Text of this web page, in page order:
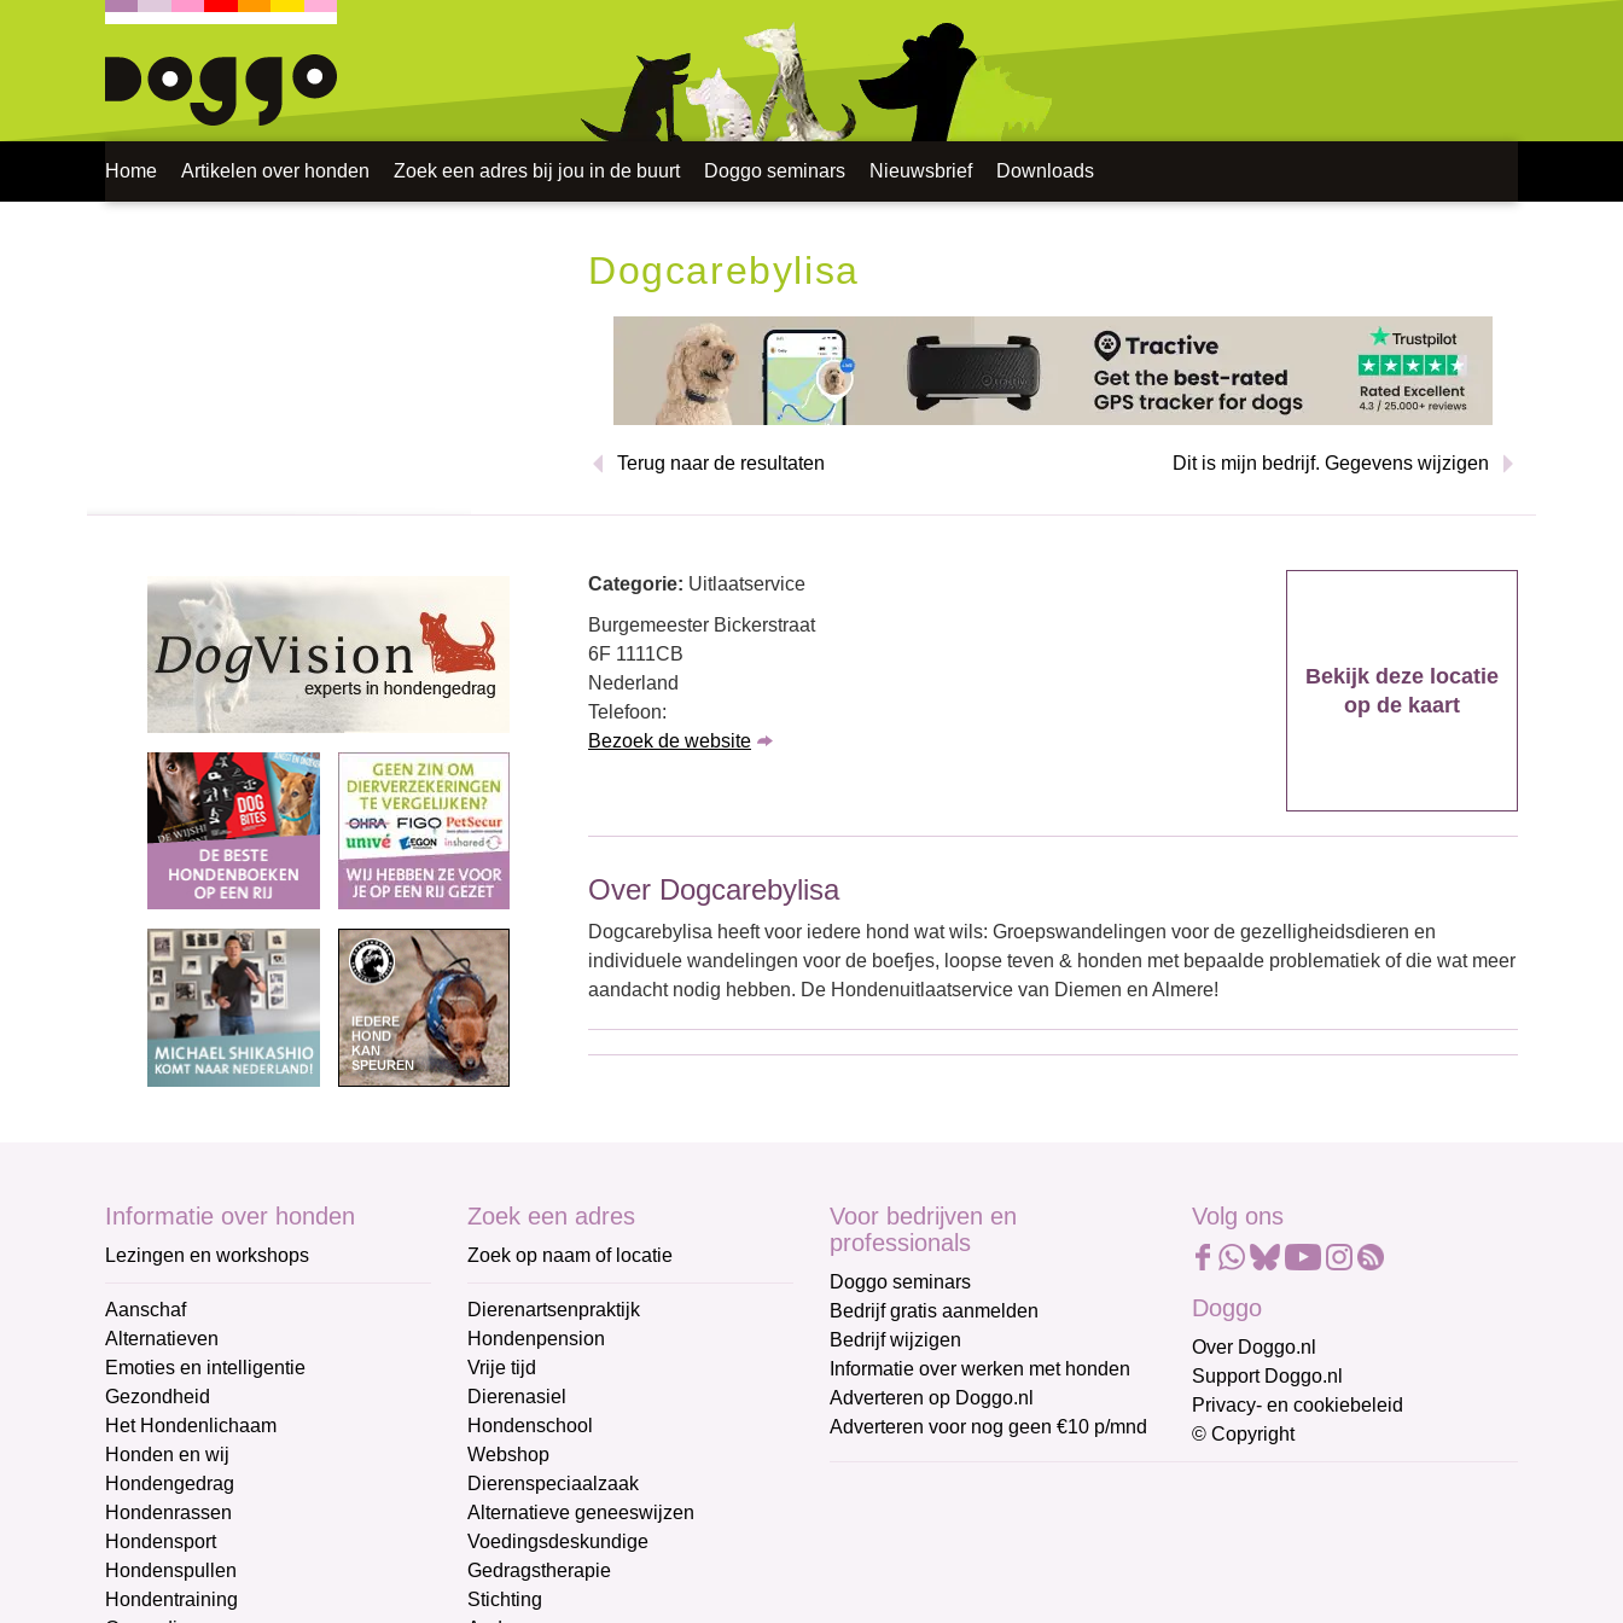
Home Artikelen over honden Zoek een adres bij jou in de buurt Doggo seminars Nieuwsbrief Downloads
Dogcarebylisa
Terug naar de resultaten Dit is mijn bedrijf. Gegevens wijzigen
Categorie: Uitlaatservice
Burgemeester Bickerstraat
6F 1111CB
Nederland
Telefoon:
Bezoek de website
Bekijk deze locatie
op de kaart
Over Dogcarebylisa
Dogcarebylisa heeft voor iedere hond wat wils: Groepswandelingen voor de gezelligheidsdieren en
individuele wandelingen voor de boefjes, loopse teven & honden met bepaalde problematiek of die wat meer
aandacht nodig hebben. De Hondenuitlaatservice van Diemen en Almere!
Informatie over honden
Lezingen en workshops
Aanschaf
Alternatieven
Emoties en intelligentie
Gezondheid
Het Hondenlichaam
Honden en wij
Hondengedrag
Hondenrassen
Hondensport
Hondenspullen
Hondentraining
Zoek een adres
Zoek op naam of locatie
Dierenartsenpraktijk
Hondenpension
Vrije tijd
Dierenasiel
Hondenschool
Webshop
Dierenspeciaalzaak
Alternatieve geneeswijzen
Voedingsdeskundige
Gedragstherapie
Stichting
Voor bedrijven en
professionals
Doggo seminars
Bedrijf gratis aanmelden
Bedrijf wijzigen
Informatie over werken met honden
Adverteren op Doggo.nl
Adverteren voor nog geen €10 p/mnd
Volg ons
Doggo
Over Doggo.nl
Support Doggo.nl
Privacy- en cookiebeleid
© Copyright